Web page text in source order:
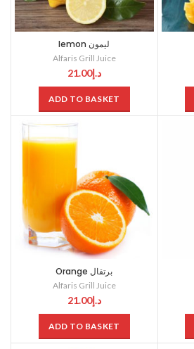
lemon ليمون
Alfaris Grill Juice
د.إ21.00
ADD TO BASKET
Orange برتقال
Alfaris Grill Juice
د.إ21.00
ADD TO BASKET